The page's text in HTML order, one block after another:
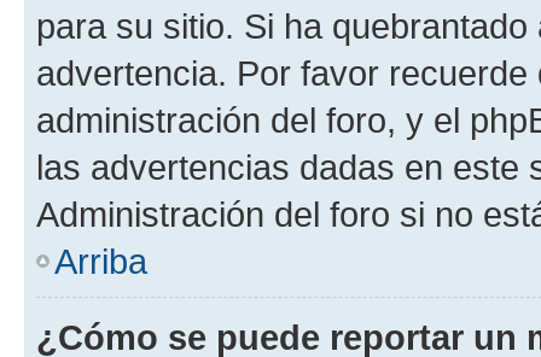
para su sitio. Si ha
advertencia. Por favor
administración del foro, y el
las advertencias dadas en este
Administración del foro si no
Arriba
¿Cómo se puede reportar un